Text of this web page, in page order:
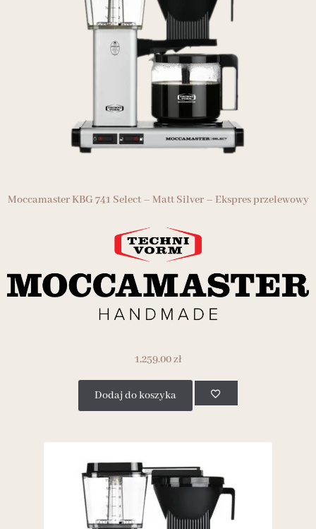
Moccamaster KBG 741 Select – Matt Silver – Ekspres przelewowy
1,259.00zł
Dodaj do koszyka